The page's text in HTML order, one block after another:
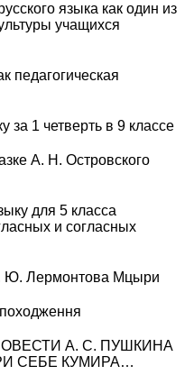
языка как один из
учащихся
педагогическая
за 1 четверть в 9 классе
А. Н. Островского
для 5 класса
и согласных
Ю. Лермонтова Мцыри
А. С. ПУШКИНА
СЕБЕ КУМИРА…